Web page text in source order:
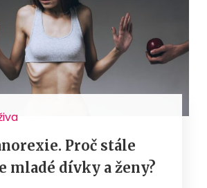
Proč stále
mladé dívky a ženy?